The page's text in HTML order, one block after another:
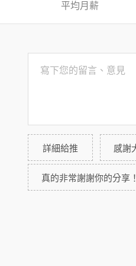
平均月薪
詳細給推 感謝
真的非常謝謝你的分享！